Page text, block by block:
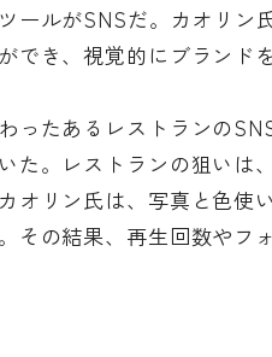
ールがSNSだ。カオリ
でき、視覚的にブランド
ったあるレストランの
た。レストランの狙いは
オリン氏は、写真と色使
その結果、再生回数やフ